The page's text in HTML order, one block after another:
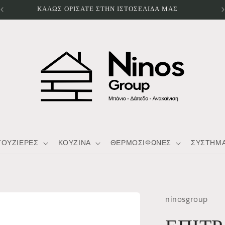
ΚΑΛΩΣ ΟΡΙΣΑΤΕ ΣΤΗΝ ΙΣΤΟΣΕΛΙΔΑ ΜΑΣ
ΚΟΥΖΙΝΑ ΘΕΡΜΟΣΙΦΩΝΕΣ
ninosgroup